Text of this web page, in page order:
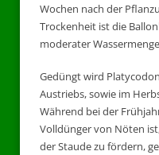
Wochen nach der
Trockenheit ist die
moderater
Gedüngt wird
Austriebs, sowie im
Während bei der
Volldünger von Nöten
der Staude zu fördern,